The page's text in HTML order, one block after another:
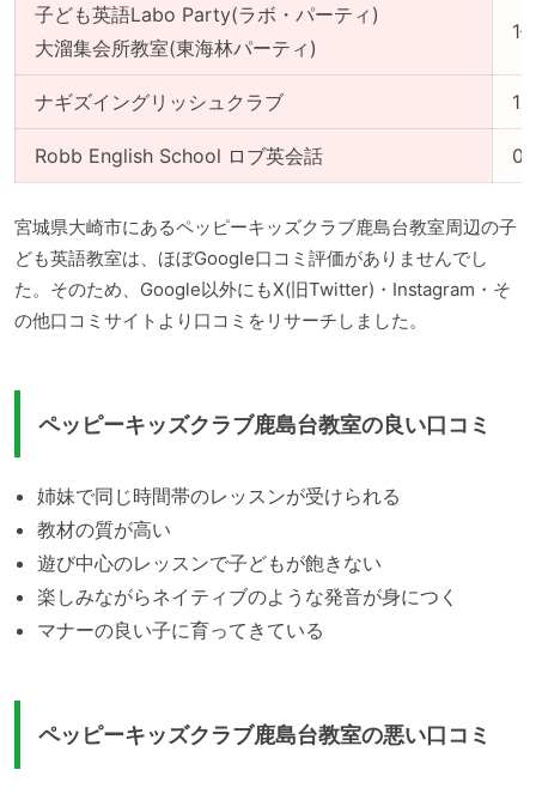
子ども英語Labo Party(ラボ・パーティ)
大溜集会所教室(東海林パーティ)
1
ナギズイングリッシュクラブ
Robb English School ロブ英会話 0
宮城県大崎市にあるペッピーキッズクラブ鹿島台教室周辺の子
ども英語教室は、ほぼGoogle口コミ評価がありませんでし
た。そのため、Google以外にもX(旧Twitter)・Instagram・そ
の他口コミサイトより口コミをリサーチしました。
ペッピーキッズクラブ鹿島台教室の良い口コミ
姉妹で同じ時間帯のレッスンが受けられる
教材の質が高い
遊び中心のレッスンで子どもが飽きない
楽しみながらネイティブのような発音が身につく
マナーの良い子に育ってきている
ペッピーキッズクラブ鹿島台教室の悪い口コミ